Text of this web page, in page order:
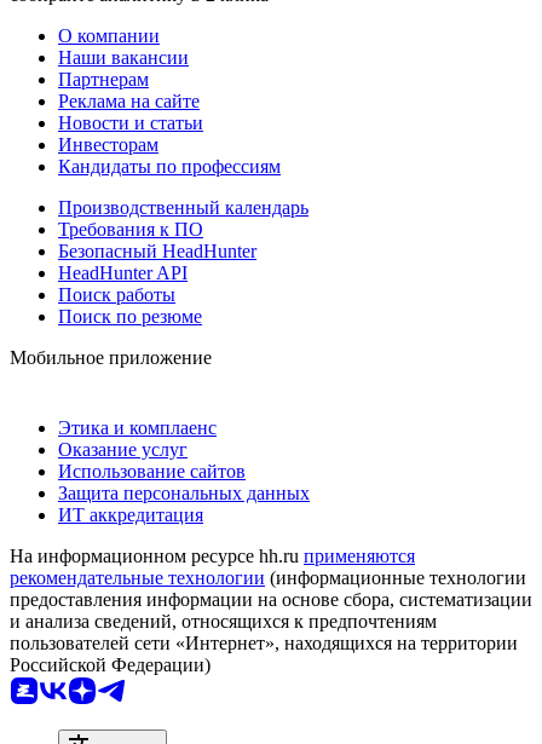
О компании
Наши вакансии
Партнерам
Реклама на сайте
Новости и статьи
Инвесторам
Кандидаты по профессиям
Производственный календарь
Требования к ПО
Безопасный HeadHunter
HeadHunter API
Поиск работы
Поиск по резюме
Мобильное приложение
Этика и комплаенс
Оказание услуг
Использование сайтов
Защита персональных данных
ИТ аккредитация
На информационном ресурсе hh.ru применяются
рекомендательные технологии (информационные технологии
предоставления информации на основе сбора, систематизации
и анализа сведений, относящихся к предпочтениям
пользователей сети «Интернет», находящихся на территории
Российской Федерации)